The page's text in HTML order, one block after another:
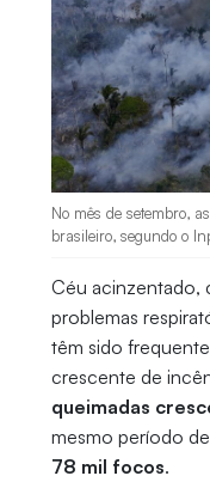
No mês de setembro,
brasileiro, segundo o
Céu acinzentado,
problemas
têm sido
crescente de
queimadas
mesmo período
78 mil focos.